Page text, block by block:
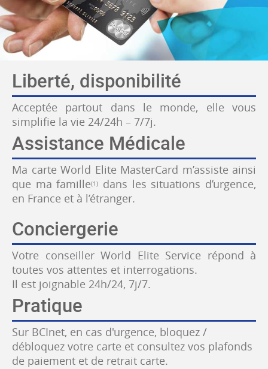
Liberté, disponibilité
Acceptée partout dans le monde, elle vous
simplifie la vie 24/24h – 7/7j.
Assistance Médicale
Ma carte World Elite MasterCard m’assiste ainsi
que ma famille(1)
dans les situations d’urgence,
en France et à l’étranger.
Conciergerie
Votre conseiller World Elite Service répond à
toutes vos attentes et interrogations.
Il est joignable 24h/24, 7j/7.
Pratique
Sur BCInet, en cas d'urgence, bloquez /
débloquez votre carte et consultez vos plafonds
de paiement et de retrait carte.